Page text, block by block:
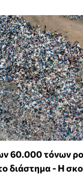
60.000 τόνων
διάστημα - Η